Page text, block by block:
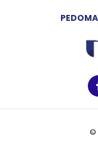
©